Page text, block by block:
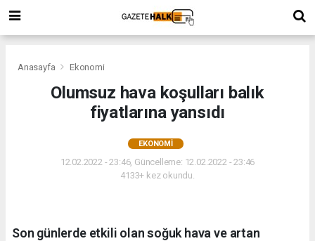
Anasayfa Ekonomi
Olumsuz hava koşulları balık
fiyatlarına yansıdı
EKONOMI
12.02.2022 - 23:46, Güncelleme: 12.02.2022 - 23:46
4133+ kez okundu.
Son günlerde etkili olan soğuk hava ve artan